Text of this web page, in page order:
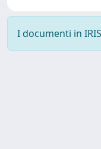
I documenti in